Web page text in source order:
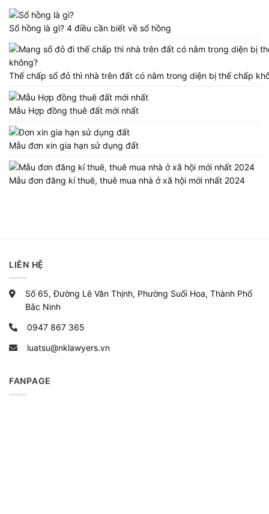
Sổ hồng là gì? 4 điều cần biết về sổ hồng
Thế chấp sổ đỏ thì nhà trên đất có nằm trong diện bị thế chấp
Mẫu Hợp đồng thuê đất mới nhất
Mẫu đơn xin gia hạn sử dụng đất
Mẫu đơn đăng kí thuê, thuê mua nhà ở xã hội mới nhất 2024
LIÊN HỆ
Số 65, Đường Lê Văn Thịnh, Phường Suối Hoa, Thành Phố
Bắc Ninh
0947 867 365
luatsu@nklawyers.vn
FANPAGE